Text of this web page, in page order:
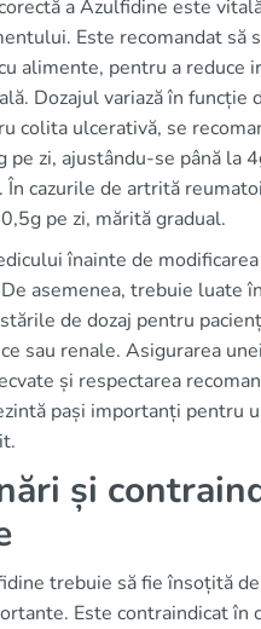
a Azulfidine este
Este recomandat să
alimente, pentru a reduce
Dozajul variază în funcție
colita ulcerativă, se
pe zi, ajustându-se până la
În cazurile de artrită
pe zi, mărită gradual.
înainte de
asemenea, trebuie luate în
de dozaj pentru
sau renale. Asigurarea unei
și respectarea
pași importanți pentru
și
trebuie să fie însoțită
Este contraindicat în